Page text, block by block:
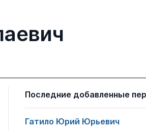
Последние добавленные
Гатило Юрий Юрьевич